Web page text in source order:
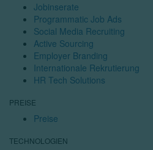
Jobinserate
Programmatic Job Ads
Social Media Recruiting
Active Sourcing
Employer Branding
Internationale Rekrutierung
HR Tech Solutions
PREISE
Preise
TECHNOLOGIEN